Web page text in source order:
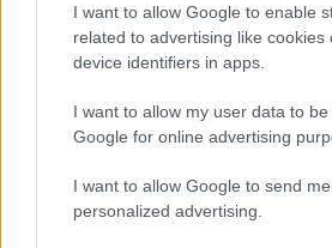
I want to allow Google to enable
related to advertising like cookies
device identifiers in apps.
I want to allow my user data to
Google for online advertising
I want to allow Google to send me
personalized advertising.
Armands Puče:
sarunāts “veikals”! Bet
vai jūs domājat, ka visi
Tu
Atcelt